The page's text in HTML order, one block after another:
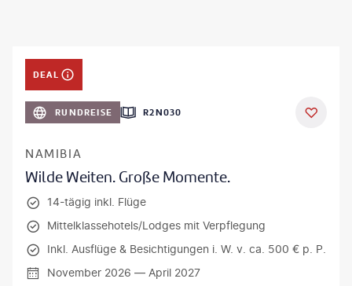
DEAL
RUNDREISE R2N030
NAMIBIA
Wilde Weiten. Große Momente.
14-tägig inkl. Flüge
Mittelklassehotels/Lodges mit Verpflegung
Inkl. Ausflüge & Besichtigungen i. W. v. ca. 500 € p. P.
November 2026 — April 2027